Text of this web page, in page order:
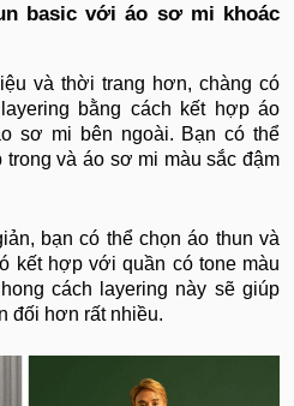
basic với áo sơ mi khoác
và thời trang hơn, chàng có
bằng cách kết hợp áo
sơ mi bên ngoài. Bạn có thể
và áo sơ mi màu sắc đậm
bạn có thể chọn áo thun và
kết hợp với quần có tone màu
cách layering này sẽ giúp
đối hơn rất nhiều.